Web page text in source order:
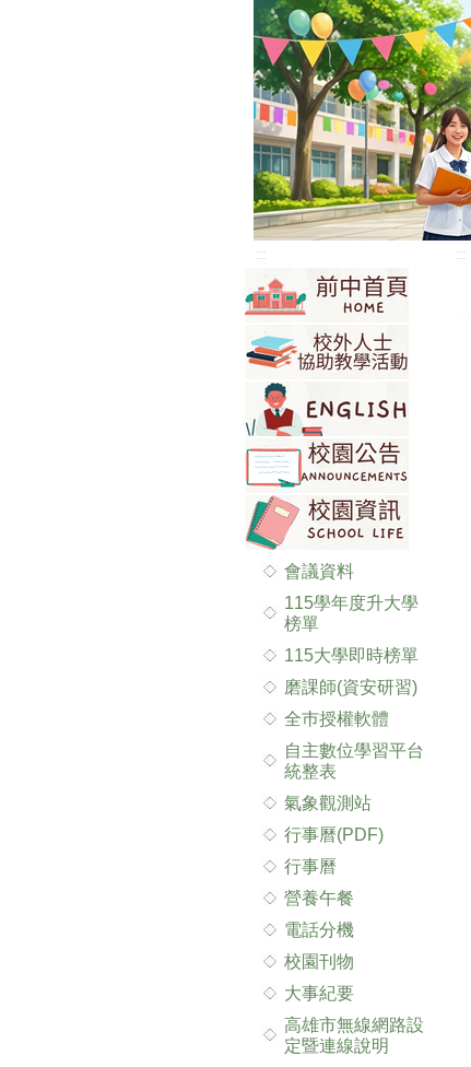
:::
會議資料
115學年度升大學
榜單
115大學即時榜單
磨課師(資安研習)
全巿授權軟體
自主數位學習平台
統整表
氣象觀測站
行事曆(PDF)
行事曆
營養午餐
電話分機
校園刊物
大事紀要
高雄市無線網路設
定暨連線說明
:::